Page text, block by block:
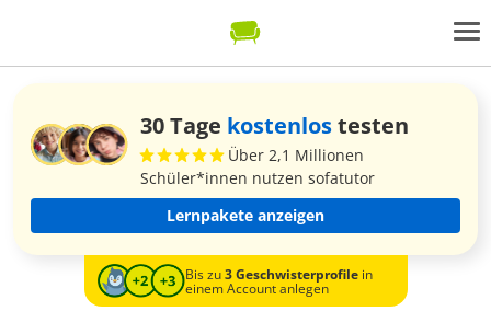
30 Tage kostenlostesten
Über 2,1 Millionen
Schüler*innen nutzen sofatutor
Lernpakete anzeigen
Bis zu3 Geschwisterprofilein
einem Account anlegen